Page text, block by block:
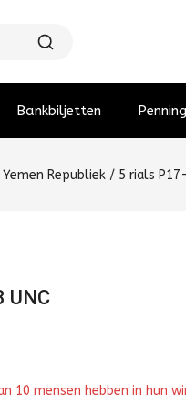
Bankbiljetten
Yemen Republiek / 5 rials
UNC
10 mensen hebben in hun